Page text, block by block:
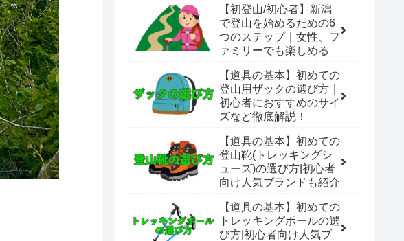
【初登山/初心者】新潟
で登山を始めるための6
つのステップ｜女性、フ
ァミリーでも楽しめる
【道具の基本】初めての
登山用ザックの選び方｜
初心者におすすめのサイ
ズなど徹底解説！
【道具の基本】初めての
登山靴(トレッキングシ
ューズ)の選び方|初心者
向け人気ブランドも紹介
【道具の基本】初めての
トレッキングポールの選
び方|初心者向け人気ブ